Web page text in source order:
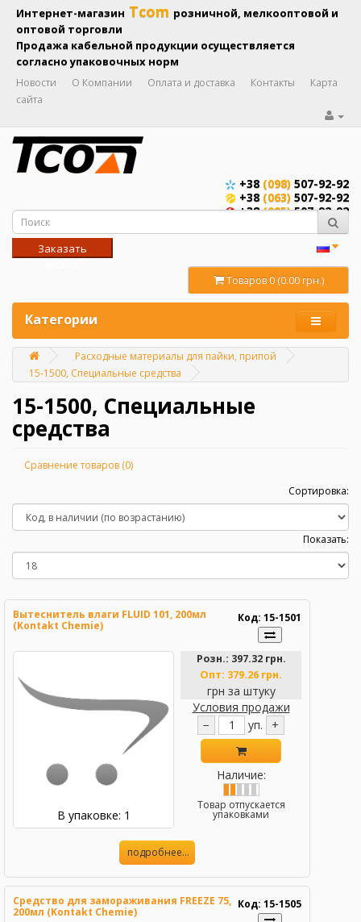
Интернет-магазин Tcom розничной, мелкооптовой и
оптовой торговли
Продажа кабельной продукции осуществляется
согласно упаковочных норм
Новости О Компании Оплата и доставка Контакты
Карта
сайта
+38 (098) 507-92-92
+38 (063) 507-92-92
+38(095)507-92-92
Заказать
Товаров 0 (0.00 грн.)
Категории
Главная
Расходные материалы для пайки, припой
15-1500, Специальные средства
15-1500, Специальные
средства
Сравнение товаров (0)
Сортировка:
Показать:
Вытеснитель влаги FLUID 101, 200мл
(Kontakt Chemie)
Код: 15-1501
В упаковке: 1
Розн.: 397.32 грн.
Опт: 379.26 грн.
грн за штуку
Условия продажи
−
уп. +
Наличие:
Товар отпускается
упаковками
подробнее...
Средство для замораживания FREEZE 75,
200мл (Kontakt Chemie)
Код: 15-1505